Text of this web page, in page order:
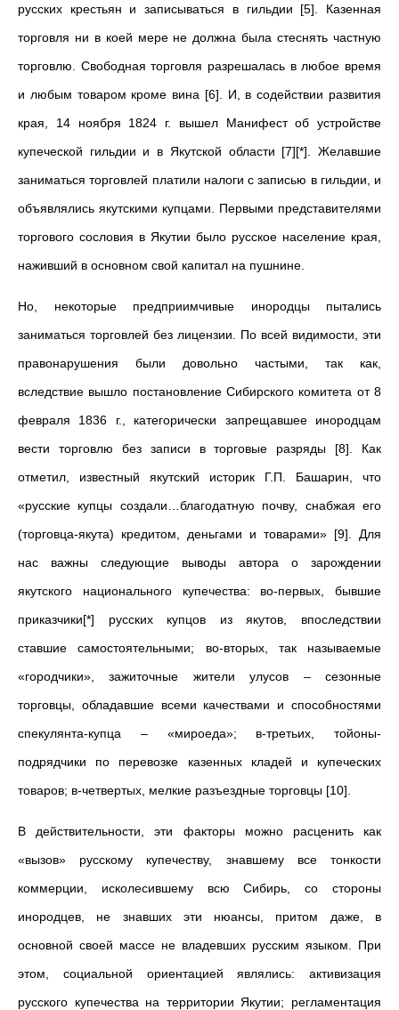
русских крестьян и записываться в гильдии [5]. Казенная
торговля ни в коей мере не должна была стеснять частную
торговлю. Свободная торговля разрешалась в любое время
и любым товаром кроме вина [6]. И, в содействии развития
края, 14 ноября 1824 г. вышел Манифест об устройстве
купеческой гильдии и в Якутской области [7][*]. Желавшие
заниматься торговлей платили налоги с записью в гильдии, и
объявлялись якутскими купцами. Первыми представителями
торгового сословия в Якутии было русское население края,
наживший в основном свой капитал на пушнине.
Но, некоторые предприимчивые инородцы пытались
заниматься торговлей без лицензии. По всей видимости, эти
правонарушения были довольно частыми, так как,
вследствие вышло постановление Сибирского комитета от 8
февраля 1836 г., категорически запрещавшее инородцам
вести торговлю без записи в торговые разряды [8]. Как
отметил, известный якутский историк Г.П. Башарин, что
«русские купцы создали…благодатную почву, снабжая его
(торговца-якута) кредитом, деньгами и товарами» [9]. Для
нас важны следующие выводы автора о зарождении
якутского национального купечества: во-первых, бывшие
приказчики[*] русских купцов из якутов, впоследствии
ставшие самостоятельными; во-вторых, так называемые
«городчики», зажиточные жители улусов – сезонные
торговцы, обладавшие всеми качествами и способностями
спекулянта-купца – «мироеда»; в-третьих, тойоны-
подрядчики по перевозке казенных кладей и купеческих
товаров; в-четвертых, мелкие разъездные торговцы [10].
В действительности, эти факторы можно расценить как
«вызов» русскому купечеству, знавшему все тонкости
коммерции, исколесившему всю Сибирь, со стороны
инородцев, не знавших эти нюансы, притом даже, в
основной своей массе не владевших русским языком. При
этом, социальной ориентацией являлись: активизация
русского купечества на территории Якутии; регламентация